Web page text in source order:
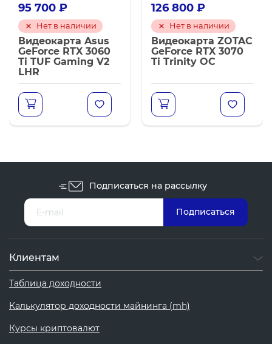
95 700 ₽
Нет в наличии
Видеокарта Asus
GeForce RTX 3060
Ti TUF Gaming V2
LHR
126 800 ₽
Нет в наличии
Видеокарта ZOTAC
GeForce RTX 3070
Ti Trinity OC
Подписаться на рассылку
Клиентам
Таблица доходности
Калькулятор доходности майнинга (mh)
Курсы криптовалют